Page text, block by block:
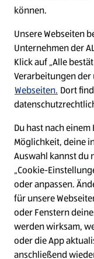
W
i
r
d
a
u
f
Cookie - Liste
können.
Unsere Webseiten
Unternehmen der
Klick auf „Alle
Verarbeitungen
Webseiten. Dort
Du hast nach
Möglichkeit, deine
Auswahl kannst du
„Cookie-
oder anpassen.
für unsere
oder Fenstern
werden wirksam,
oder die App
anschließend